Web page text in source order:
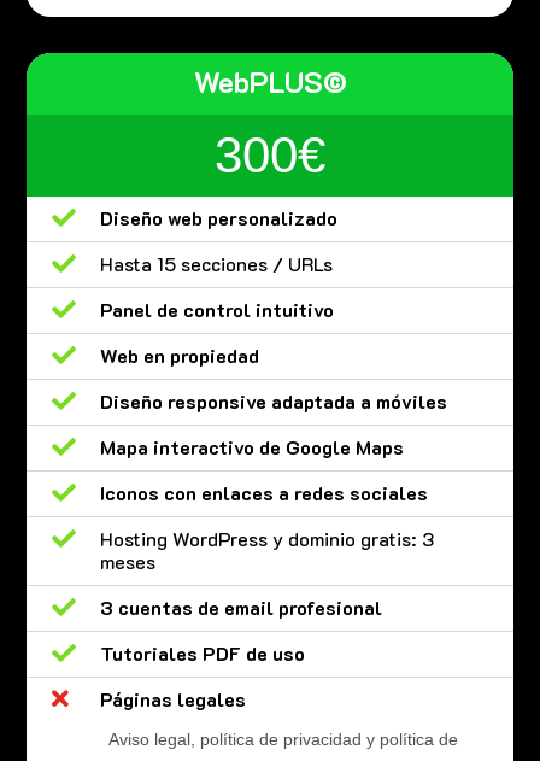
WebPLUS©
300€

Diseño web personalizado

Hasta 15 secciones / URLs

Panel de control intuitivo

Web en propiedad

Diseño responsive adaptada a móviles

Mapa interactivo de Google Maps

Iconos con enlaces a redes sociales

Hosting WordPress y dominio gratis: 3
meses

3 cuentas de email profesional

Tutoriales PDF de uso

Páginas legales
Aviso legal, política de privacidad y política de